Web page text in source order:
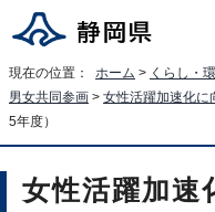
現在の位置： ホーム > くらし・
男女共同参画 > 女性活躍加速化に
5年度）
女性活躍加速